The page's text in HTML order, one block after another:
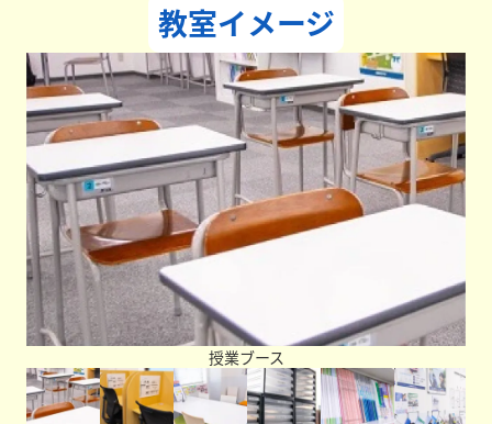
どんな教室づくりを目指していますか？
塾に行くことで気持ちが前向きになれるような教室づくり
を目指しています。「できなかった問題が解けるようにな
った」「成績が上がった」などの喜びはもちろん、先生と
話せて楽しかった、褒めてもらえたといった日々の関わり
の中でも、塾が楽しいと思ってもらえるような教室を作っ
ていきたいと考えています。どんなことも相談できる、第
三の居場所のような場所になればと思っています。
学生たちへメッセージをお願いします。
学校生活の中で、テストや志望校選びなど、それぞれの目
標に向かって日々努力していることと思います。勉強を通
して成績を伸ばすだけでなく、人としても成長できるよう
な指導を大切にしています。いつでもお気軽にご相談くだ
さい。教室でお待ちしています！
教室イメージ
授業ブース